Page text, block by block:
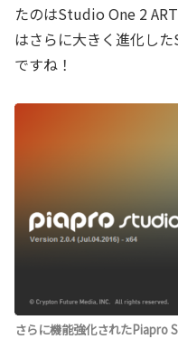
たのはStudio One 2
はさらに大きく進化し
ですね！
さらに機能強化されたPiapro